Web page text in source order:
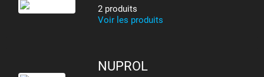
2 produits
Voir les produits
NUPROL